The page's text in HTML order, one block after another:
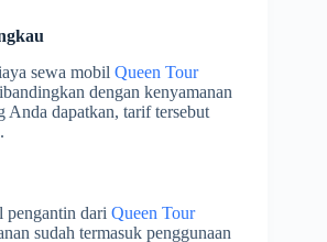
sewa mobil Queen Tour
dengan kenyamanan
Anda dapatkan, tarif tersebut
pengantin dari Queen Tour
sudah termasuk penggunaan